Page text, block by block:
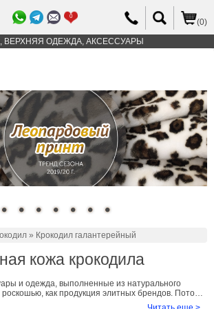
0
(0)
ВЕРХНЯЯ ОДЕЖДА, АКСЕССУАРЫ
» Крокодил галантерейный
кожа крокодила
и одежда, выполненные из натурального
как продукция элитных брендов. Потому
кожу крокодила весьма проблематично в тех